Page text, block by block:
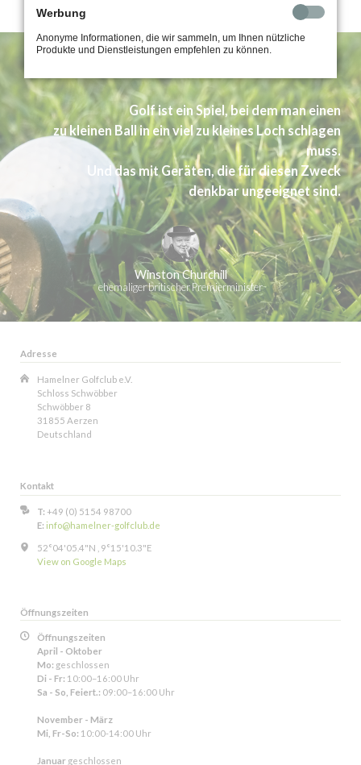
Golf ist ein Spiel, bei dem man einen
zu kleinen Ball in ein viel zu kleines Loch schlagen
muss.
Und das mit Geräten, die für diesen Zweck
denkbar ungeeignet sind.
Winston Churchill
ehemaliger britischer Premierminister
Adresse
Hamelner Golfclub e.V.
Schloss Schwöbber
Schwöbber 8
31855 Aerzen
Deutschland
Kontakt
T: +49 (0) 5154 98700
E: info@hamelner-golfclub.de
52°04'05.4"N , 9°15'10.3"E
View on Google Maps
Öffnungszeiten
Öffnungszeiten
April - Oktober
Mo: geschlossen
Di - Fr: 10:00–16:00 Uhr
Sa - So, Feiert.: 09:00–16:00 Uhr
November - März
Mi, Fr-So: 10:00-14:00 Uhr
Januar geschlossen
Werbung
Anonyme Informationen, die wir sammeln, um Ihnen nützliche
Produkte und Dienstleistungen empfehlen zu können.